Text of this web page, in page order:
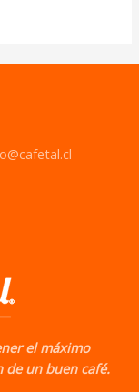
el máximo
de un buen café.